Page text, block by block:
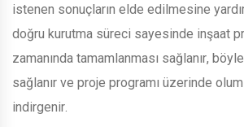
istenen sonuçların elde edilmesine
doğru kurutma süreci sayesinde inşaat
zamanında tamamlanması sağlanır,
sağlanır ve proje programı üzerinde
indirgenir.